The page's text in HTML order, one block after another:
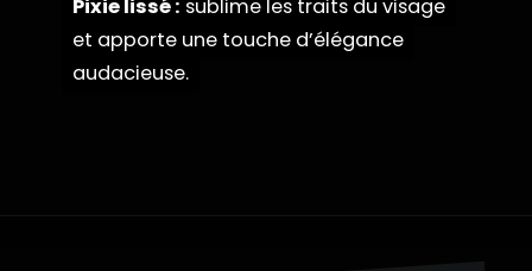
Pixie lissé : sublime les traits du visage
et apporte une touche d’élégance
audacieuse.
Pixie lissé : sublime les traits du visage
et apporte une touche d’élégance
audacieuse.